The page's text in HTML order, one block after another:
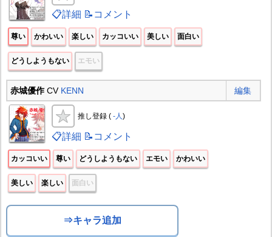
📋詳細 📝コメント
尊い かわいい 楽しい カッコいい 美しい 面白い
どうしようもない エモい
赤城優作CV KENN 編集
推し登録 ( -人)
📋詳細 📝コメント
カッコいい 尊い どうしようもない エモい かわいい
美しい 楽しい 面白い
⇒キャラ追加